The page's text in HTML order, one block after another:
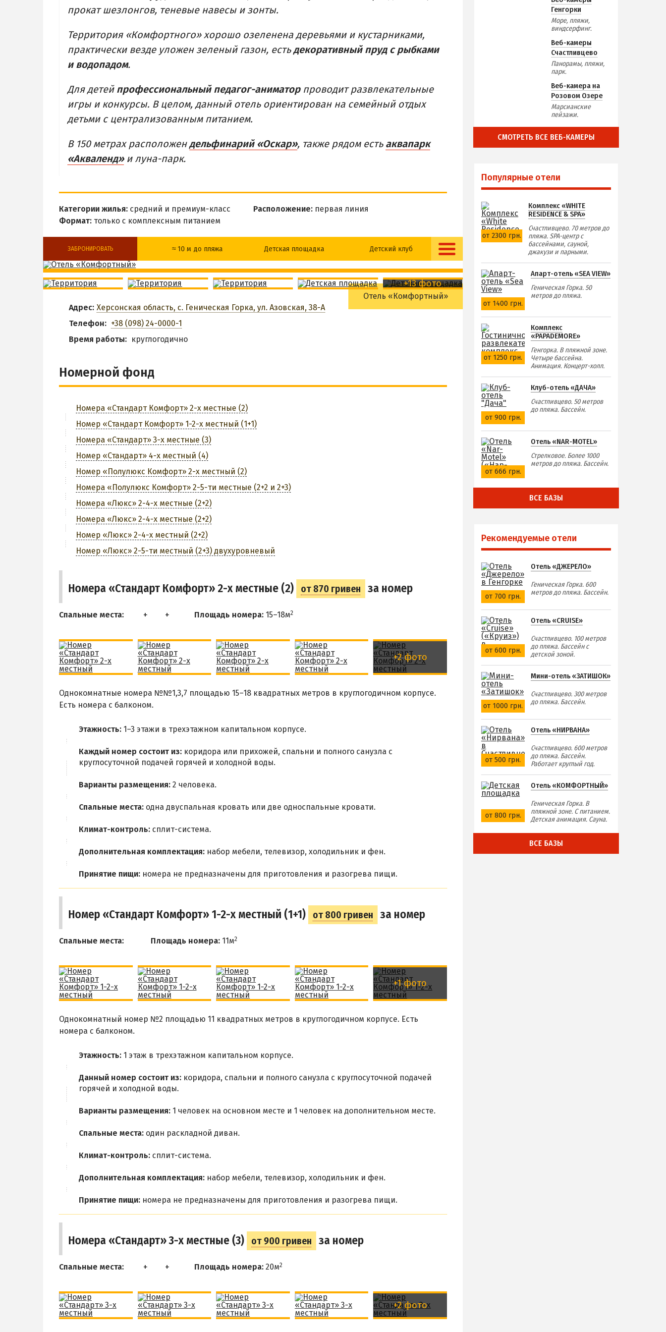
прокат шезлонгов, теневые навесы и зонты.
Территория «Комфортного» хорошо озеленена деревьями и кустарниками,
практически везде уложен зеленый газон, естьдекоративный пруд с рыбками
и водопадом.
Для детей профессиональный педагог-аниматорпроводит развлекательные
игры и конкурсы. В целом, данный отель ориентирован на семейный отдых
детьми с централизованным питанием.
В 150 метрах расположендельфинарий «Оскар», также рядом есть аквапарк
«Акваленд»и луна-парк.
Категории жилья: средний и премиум-класс Расположение:первая линия
Формат: только с комплексным питанием
ЗАБРОНИРОВАТЬ ≈ 10 м до пляжа Детская площадка Детский клуб
Детская анимация Питание включено Кафе Бар
Разрешено с
Беседки
Мангальная зона Сауна
Парковка Трансфер
Отель «Комфортный»
+13 фото
Адрес: Херсонская область, с. Геническая Горка, ул. Азовская, 38-А
Телефон: +38 (098) 24-0000-1
Время работы: круглогодично
Номерной фонд
Номера «Стандарт Комфорт» 2-х местные (2)
Номер «Стандарт Комфорт» 1-2-х местный (1+1)
Номера «Стандарт» 3-х местные (3)
Номер «Стандарт» 4-х местный (4)
Номер «Полулюкс Комфорт» 2-х местный (2)
Номера «Полулюкс Комфорт» 2-5-ти местные (2+2 и 2+3)
Номера «Люкс» 2-4-х местные (2+2)
Номера «Люкс» 2-4-х местные (2+2)
Номер «Люкс» 2-4-х местный (2+2)
Номер «Люкс» 2-5-ти местный (2+3) двухуровневый
Номера «Стандарт Комфорт» 2-х местные (2) от 870 гривен за номер
Спальные места: Площадь номера: 15–18м2
+2 фото
Однокомнатные номера №№1,3,7 площадью 15–18 квадратных метров в круглогодичном корпусе.
Есть номера с балконом.
Этажность: 1–3 этажи в трехэтажном капитальном корпусе.
Каждый номер состоит из: коридора или прихожей, спальни и полного санузла с
круглосуточной подачей горячей и холодной воды.
Варианты размещения: 2 человека.
Спальные места: одна двуспальная кровать или две односпальные кровати.
Климат-контроль: сплит-система.
Дополнительная комплектация: набор мебели, телевизор, холодильник и фен.
Принятие пищи: номера не предназначены для приготовления и разогрева пищи.
Номер «Стандарт Комфорт» 1-2-х местный (1+1) от 800 гривен за номер
Спальные места: Площадь номера: 11м2
+1 фото
Однокомнатный номер №2 площадью 11 квадратных метров в круглогодичном корпусе. Есть
номера с балконом.
Этажность: 1 этаж в трехэтажном капитальном корпусе.
Данный номер состоит из: коридора, спальни и полного санузла с круглосуточной подачей
горячей и холодной воды.
Варианты размещения: 1 человек на основном месте и 1 человек на дополнительном месте.
Спальные места: один раскладной диван.
Климат-контроль: сплит-система.
Дополнительная комплектация: набор мебели, телевизор, холодильник и фен.
Принятие пищи: номера не предназначены для приготовления и разогрева пищи.
Номера «Стандарт» 3-х местные (3) от 900 гривен за номер
Спальные места: Площадь номера: 20м2
+2 фото
Генгорки
Море, пляжи,
виндсерфинг.
Веб-камеры
Счастливцево
Панорамы, пляжи,
парк.
Веб-камера на
Розовом Озере
Марсианские
пейзажи.
СМОТРЕТЬ ВСЕ ВЕБ-КАМЕРЫ
Популярные отели
от 2300 грн.
Комплекс «WHITE
RESIDENCE & SPA»
Счастливцево. 70 метров до
пляжа. SPA-центр с
бассейнами, сауной,
джакузи и парными.
от 1400 грн.
Апарт-отель «SEA VIEW»
Геническая Горка. 50
метров до пляжа.
от 1250 грн.
Комплекс
«PAPADEMORE»
Генгорка. В пляжной зоне.
Четыре бассейна.
Анимация. Концерт-холл.
от 900 грн.
Клуб-отель «ДАЧА»
Счастливцево. 50 метров
до пляжа. Бассейн.
от 666 грн.
Отель «NAR-MOTEL»
Стрелковое. Более 1000
метров до пляжа. Бассейн.
ВСЕ БАЗЫ
Рекомендуемые отели
от 700 грн.
Отель «ДЖЕРЕЛО»
Геническая Горка. 600
метров до пляжа. Бассейн.
от 600 грн.
Отель «CRUISE»
Счастливцево. 100 метров
до пляжа. Бассейн с
детской зоной.
от 1000 грн.
Мини-отель «ЗАТИШОК»
Счастливцево. 300 метров
до пляжа. Бассейн.
от 500 грн.
Отель «НИРВАНА»
Счастливцево. 600 метров
до пляжа. Бассейн.
Работает круглый год.
от 800 грн.
Отель «КОМФОРТНЫЙ»
Геническая Горка. В
пляжной зоне. С питанием.
Детская анимация. Сауна.
ВСЕ БАЗЫ